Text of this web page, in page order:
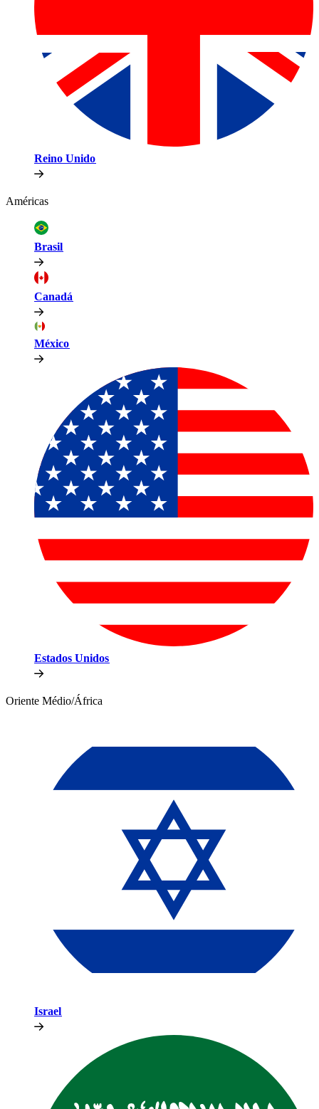
Reino Unido​​
Américas​​
Brasil​​
Canadá​​
México​​
Estados Unidos​​
Oriente Médio/África​​
Israel​​